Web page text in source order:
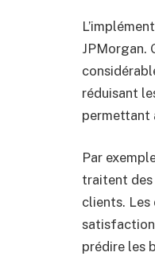
JPMorgan.
réduisant
permettant
Par
traitent des
clients. Les
satisfaction
prédire les